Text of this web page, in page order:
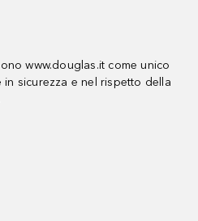
www.douglas.it come unico
sicurezza e nel rispetto della